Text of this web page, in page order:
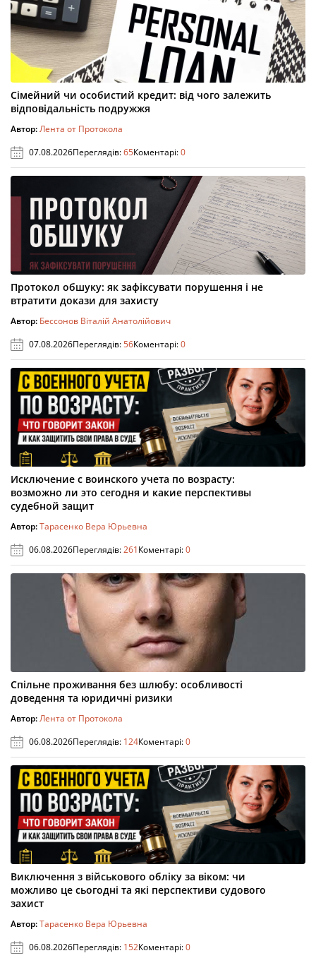
Сімейний чи особистий кредит: від чого залежить
відповідальність подружжя
Автор:Лента от Протокола
07.08.2026Переглядів:65Коментарі:0
Протокол обшуку: як зафіксувати порушення і не
втратити докази для захисту
Автор: Бессонов Віталій Анатолійович
07.08.2026Переглядів:56Коментарі:0
Исключение с воинского учета по возрасту:
возможно ли это сегодня и какие перспективы
судебной защит
Автор:Тарасенко Вера Юрьевна
06.08.2026Переглядів:261Коментарі:0
Спільне проживання без шлюбу: особливості
доведення та юридичні ризики
Автор:Лента от Протокола
06.08.2026Переглядів: 124Коментарі:0
Виключення з військового обліку за віком: чи
можливо це сьогодні та які перспективи судового
захист
Автор:Тарасенко Вера Юрьевна
06.08.2026Переглядів: 152Коментарі:0